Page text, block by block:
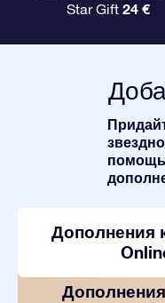
Star Gift 24 €
Дополнения